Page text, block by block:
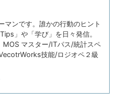
マンです。誰かの行動のヒント
」や「学び」を日々発信。
MOS マスター/ITパス/統計スペ
技能/ロジオペ２級